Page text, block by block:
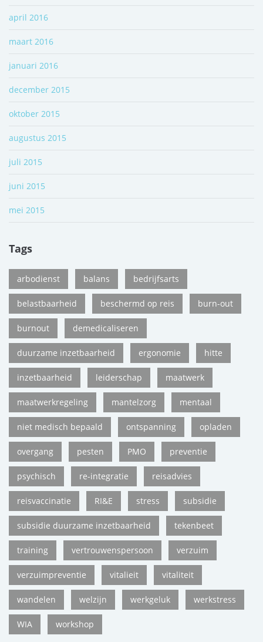
april 2016
maart 2016
januari 2016
december 2015
oktober 2015
augustus 2015
juli 2015
juni 2015
mei 2015
Tags
arbodienst balans bedrijfsarts
belastbaarheid beschermd op reis burn-out
burnout demedicaliseren
duurzame inzetbaarheid ergonomie hitte
inzetbaarheid leiderschap maatwerk
maatwerkregeling mantelzorg mentaal
niet medisch bepaald ontspanning opladen
overgang pesten PMO preventie
psychisch re-integratie reisadvies
reisvaccinatie RI&E stress subsidie
subsidie duurzame inzetbaarheid tekenbeet
training vertrouwenspersoon verzuim
verzuimpreventie vitalieit vitaliteit
wandelen welzijn werkgeluk werkstress
WIA workshop